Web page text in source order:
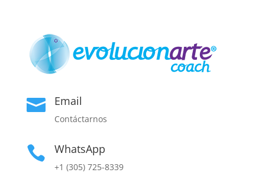
 Email
Contáctarnos
 WhatsApp
+1 (305) 725-8339